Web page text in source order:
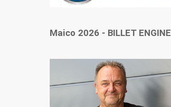
Maico 2026 - BILLET ENGINE